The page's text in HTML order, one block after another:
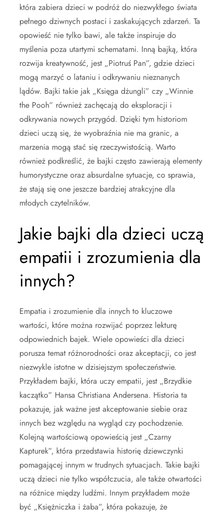
która zabiera dzieci w podróż do niezwykłego świata
pełnego dziwnych postaci i zaskakujących zdarzeń. Ta
opowieść nie tylko bawi, ale także inspiruje do
myślenia poza utartymi schematami. Inną bajką, która
rozwija kreatywność, jest „Piotruś Pan”, gdzie dzieci
mogą marzyć o lataniu i odkrywaniu nieznanych
lądów. Bajki takie jak „Księga dżungli” czy „Winnie
the Pooh” również zachęcają do eksploracji i
odkrywania nowych przygód. Dzięki tym historiom
dzieci uczą się, że wyobraźnia nie ma granic, a
marzenia mogą stać się rzeczywistością. Warto
również podkreślić, że bajki często zawierają elementy
humorystyczne oraz absurdalne sytuacje, co sprawia,
że stają się one jeszcze bardziej atrakcyjne dla
młodych czytelników.
Jakie bajki dla dzieci uczą
empatii i zrozumienia dla
innych?
Empatia i zrozumienie dla innych to kluczowe
wartości, które można rozwijać poprzez lekturę
odpowiednich bajek. Wiele opowieści dla dzieci
porusza temat różnorodności oraz akceptacji, co jest
niezwykle istotne w dzisiejszym społeczeństwie.
Przykładem bajki, która uczy empatii, jest „Brzydkie
kaczątko” Hansa Christiana Andersena. Historia ta
pokazuje, jak ważne jest akceptowanie siebie oraz
innych bez względu na wygląd czy pochodzenie.
Kolejną wartościową opowieścią jest „Czarny
Kapturek”, która przedstawia historię dziewczynki
pomagającej innym w trudnych sytuacjach. Takie bajki
uczą dzieci nie tylko współczucia, ale także otwartości
na różnice między ludźmi. Innym przykładem może
być „Księżniczka i żaba”, która pokazuje, że